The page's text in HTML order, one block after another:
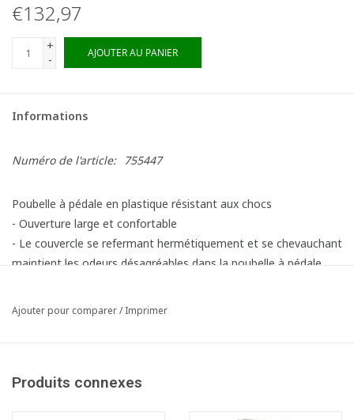
€132,97
+
-
AJOUTER AU PANIER
Informations
Numéro de l'article: 755447
Poubelle à pédale en plastique résistant aux chocs
- Ouverture large et confortable
- Le couvercle se refermant hermétiquement et se chevauchant
maintient les odeurs désagréables dans la poubelle à pédale.
- Facile à nettoyer et à désinfecter : surfaces lisses et coins
- Capacité : 70 litres - LxLxH : 49, x 41,2 x 67,3 cm
Ajouter pour comparer/Imprimer
Produits connexes